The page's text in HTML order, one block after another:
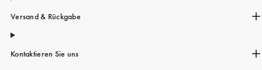
Versand & Rückgabe
Kontaktieren Sie uns